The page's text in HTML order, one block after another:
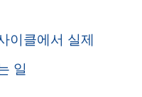
이클에서 실제
일